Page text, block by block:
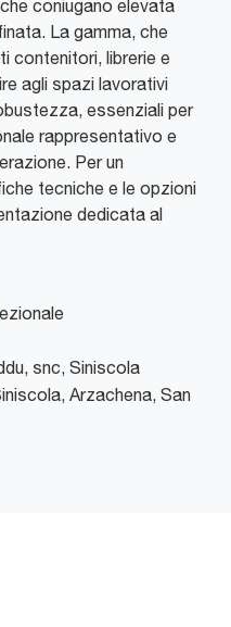
coniugano elevata
La gamma, che
contenitori, librerie e
agli spazi lavorativi
essenziali per
rappresentativo e
Per un
tecniche e le opzioni
dedicata al
snc, Siniscola
Arzachena, San